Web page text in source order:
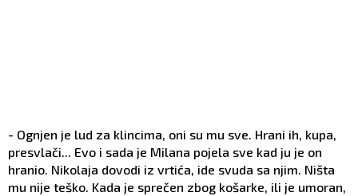
- Ognjen je lud za klincima, oni su mu sve. Hrani ih, kupa,
presvlači... Evo i sada je Milana pojela sve kad ju je on
hranio. Nikolaja dovodi iz vrtića, ide svuda sa njim. Ništa
mu nije teško. Kada je sprečen zbog košarke, ili je umoran,